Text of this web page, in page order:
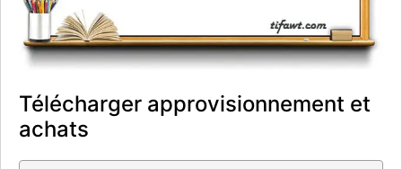
Télécharger approvisionnement et
achats